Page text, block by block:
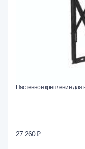
Настенное крепление для
27 260 ₽